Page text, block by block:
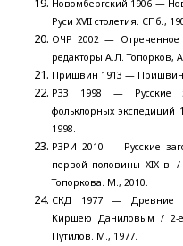
Новомбергский 1906 —
Руси ХVII столетия. СПб.,
ОЧР 2002 — Отреченное
редакторы А.Л. Топорков,
Пришвин 1913 — Пришвин
РЗЗ 1998 — Русские
фольклорных экспедиций
1998.
РЗРИ 2010 — Русские
первой половины XIX в. /
Топоркова. М., 2010.
СКД 1977 — Древние
Киршею Даниловым / 2-
Путилов. М., 1977.